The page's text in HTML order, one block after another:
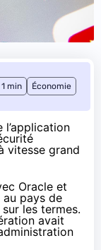
1 min Économie
l’application
vitesse grand
Oracle et
pays de
les termes.
avait